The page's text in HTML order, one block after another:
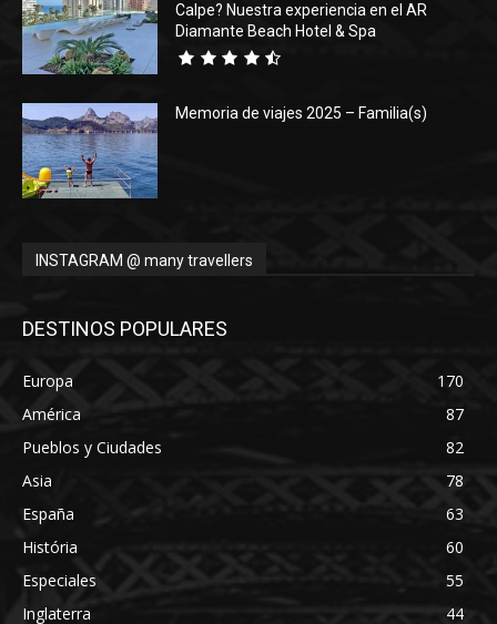
Calpe? Nuestra experiencia en el AR
Diamante Beach Hotel & Spa
Memoria de viajes 2025 – Familia(s)
INSTAGRAM @ many travellers
DESTINOS POPULARES
Europa
170
América
87
Pueblos y Ciudades
82
Asia
78
España
63
História
60
Especiales
55
Inglaterra
44